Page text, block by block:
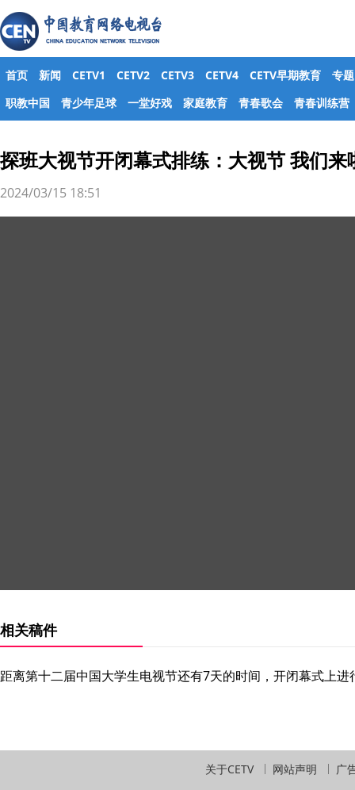
首页 新闻 CETV1 CETV2 CETV3 CETV4 CETV早期教育
专题
职教中国
青少年足球 一堂好戏 家庭教育 青春歌会 青春训练营
探班大视节开闭幕式排练：大视节 我们来
2024/03/15 18:51
相关稿件
距离第十二届中国大学生电视节还有7天的时间，开闭幕式上
关于CETV 网站声明 广